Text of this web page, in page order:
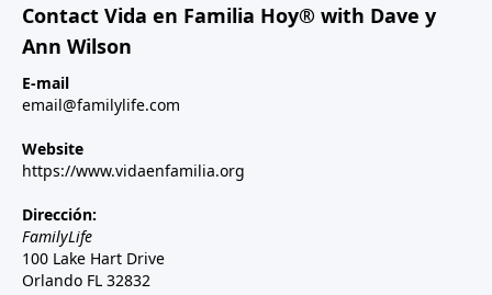
Contact Vida en Familia Hoy® with Dave y
Ann Wilson
E-mail
email@familylife.com
Website
https://www.vidaenfamilia.org
Dirección:
FamilyLife
100 Lake Hart Drive
Orlando FL 32832